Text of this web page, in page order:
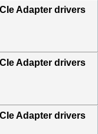
Adapter drivers
Adapter drivers
Adapter drivers